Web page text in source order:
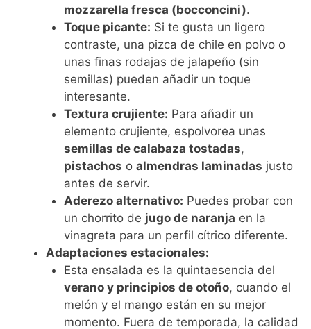
mozzarella fresca (bocconcini).
Toque picante: Si te gusta un ligero
contraste, una pizca de chile en polvo o
unas finas rodajas de jalapeño (sin
semillas) pueden añadir un toque
interesante.
Textura crujiente: Para añadir un
elemento crujiente, espolvorea unas
semillas de calabaza tostadas,
pistachos o almendras laminadas justo
antes de servir.
Aderezo alternativo: Puedes probar con
un chorrito de jugo de naranja en la
vinagreta para un perfil cítrico diferente.
Adaptaciones estacionales:
Esta ensalada es la quintaesencia del
verano y principios de otoño, cuando el
melón y el mango están en su mejor
momento. Fuera de temporada, la calidad